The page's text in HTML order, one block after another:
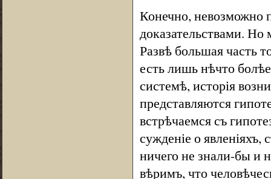
Конечно, невозможно
доказательствами.
Развѣ большая часть
есть лишь нѣчто
системѣ, исторія
представляются
встрѣчаемся съ
сужденіе о
ничего не знали-бы и
вѣримъ, что